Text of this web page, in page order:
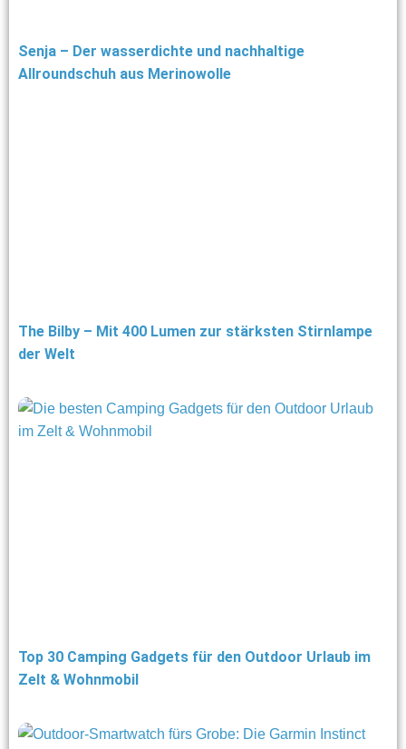
Senja – Der wasserdichte und nachhaltige
Allroundschuh aus Merinowolle
The Bilby – Mit 400 Lumen zur stärksten Stirnlampe
der Welt
Top 30 Camping Gadgets für den Outdoor Urlaub im
Zelt & Wohnmobil